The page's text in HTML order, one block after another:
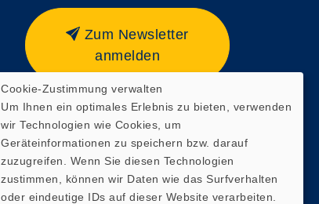
Zum Newsletter
anmelden
Webseite zuletzt aktualisiert
am: 06.08.2026 19:58
Cookie-Zustimmung verwalten
Um Ihnen ein optimales Erlebnis zu bieten, verwenden
wir Technologien wie Cookies, um
Geräteinformationen zu speichern bzw. darauf
zuzugreifen. Wenn Sie diesen Technologien
zustimmen, können wir Daten wie das Surfverhalten
oder eindeutige IDs auf dieser Website verarbeiten.